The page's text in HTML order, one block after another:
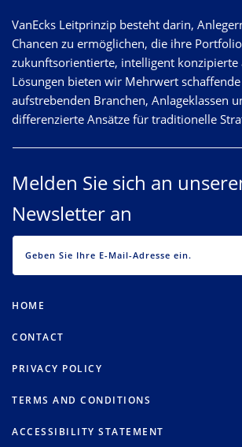
VanEcks Leitprinzip besteht darin,
Chancen zu ermöglichen, die ihre
zukunftsorientierte, intelligent konzipierte
Lösungen bieten wir Mehrwert
aufstrebenden Branchen, Anlageklassen
differenzierte Ansätze für traditionelle
Melden Sie sich an
Newsletter an
HOME
CONTACT
PRIVACY POLICY
TERMS AND CONDITIONS
ACCESSIBILITY STATEMENT